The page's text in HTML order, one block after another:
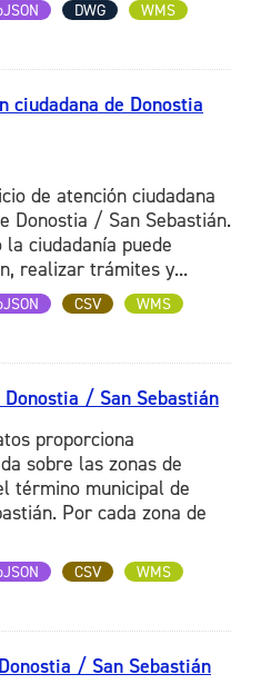
DWG
WMS
ciudadana de Donostia
de atención ciudadana
Donostia / San Sebastián.
ciudadanía puede
realizar trámites y...
CSV
WMS
Donostia / San Sebastián
proporciona
sobre las zonas de
término municipal de
Por cada zona de
CSV
WMS
/ San Sebastián